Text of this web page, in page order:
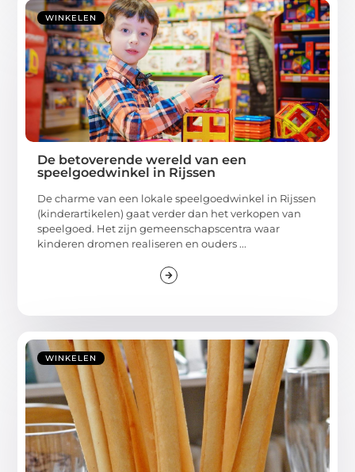
WINKELEN
De betoverende wereld van een
speelgoedwinkel in Rijssen
De charme van een lokale speelgoedwinkel in Rijssen
(kinderartikelen) gaat verder dan het verkopen van
speelgoed. Het zijn gemeenschapscentra waar
kinderen dromen realiseren en ouders ...
WINKELEN